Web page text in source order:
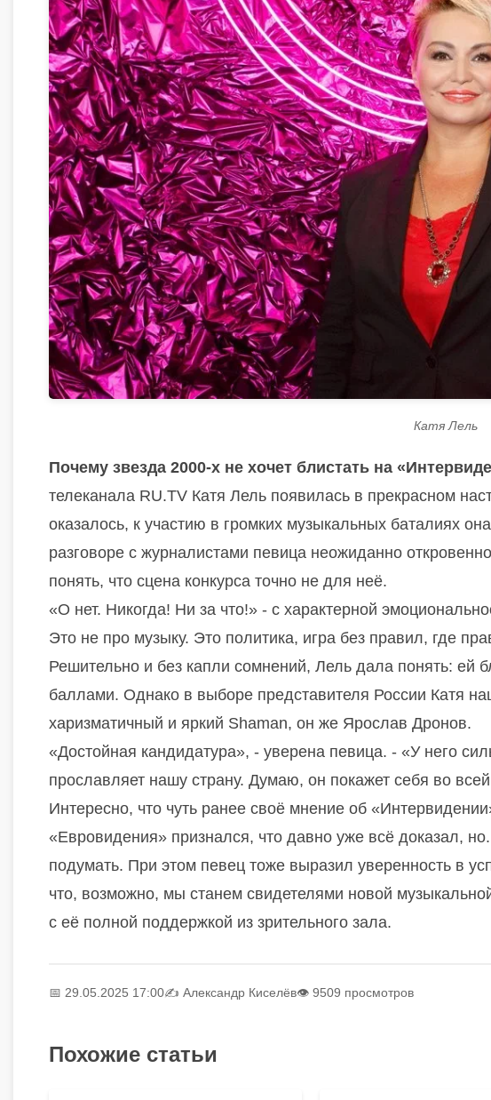
Катя Лель
Почему звезда 2000-х не хочет блистать на
телеканала RU.TV Катя Лель появилась в прекрасном
оказалось, к участию в громких музыкальных баталиях
разговоре с журналистами певица неожиданно
понять, что сцена конкурса точно не для неё.
«О нет. Никогда! Ни за что!» - с характерной
Это не про музыку. Это политика, игра без правил, где
Решительно и без капли сомнений, Лель дала понять: ей
баллами. Однако в выборе представителя России Катя
харизматичный и яркий Shaman, он же Ярослав Дронов.
«Достойная кандидатура», - уверена певица. - «У него
прославляет нашу страну. Думаю, он покажет себя во
Интересно, что чуть ранее своё мнение об
«Евровидения» признался, что давно уже всё доказал,
подумать. При этом певец тоже выразил уверенность в
что, возможно, мы станем свидетелями новой
с её полной поддержкой из зрительного зала.
📅 29.05.2025 17:00✍️ Александр Киселёв👁 9509 просмотров
Похожие статьи